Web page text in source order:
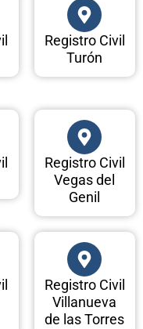
Registro Civil
Turón
Registro Civil
Vegas del
Genil
Registro Civil
Villanueva
de las Torres